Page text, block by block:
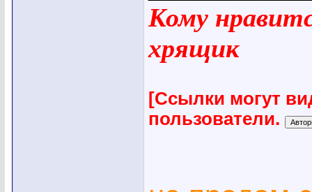
Кому
хрящик
[Ссылки могут
пользователи.